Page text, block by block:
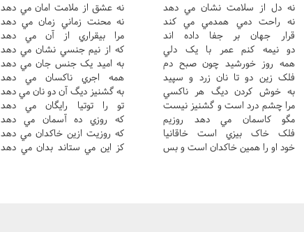
نه دل از سلامت نشان مي دهد
نه عشق از ملامت امان مي دهد
نه راحت دمي همدمي مي کند
نه محنت زماني زمان مي دهد
قرار جهان بر جفا داده اند
مرا بيقراري از آن مي دهد
دو نيمه کنم عمر با يک دلي
که از نيم جنسي نشان مي دهد
همه روز خورشيد چون صبح دم
به اميد يک جنس جان مي دهد
فلک زين دو تا نان زرد و سپيد
همه اجري ناکسان مي دهد
به خوش کردن ديگ هر ناکسي
به گشنيز ديگ آن دو نان مي دهد
مرا چشم درد است و گشنيز نيست
تو را توتيا رايگان مي دهد
مگو کاسمان مي دهد روزيم
که روزي ده آسمان مي دهد
فلک خاک بيزي است خاقانيا
که روزيت ازين خاکدان مي دهد
خود او را همين خاکدان است و بس
کز اين مي ستاند بدان مي دهد